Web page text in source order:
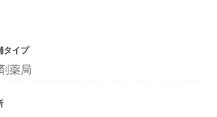
タイプ
薬局